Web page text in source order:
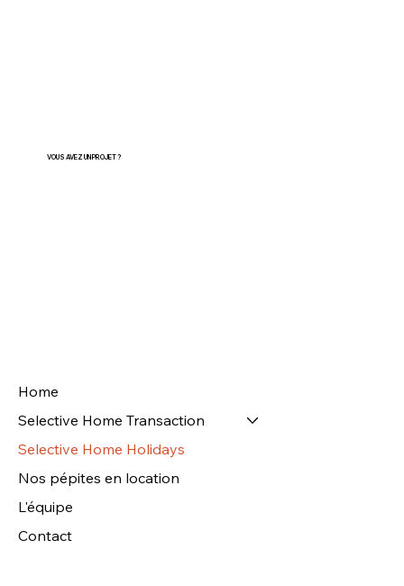
VOUS AVEZ UN PROJET ?
Home
Selective Home Transaction
Selective Home Holidays
Nos pépites en location
L'équipe
Contact